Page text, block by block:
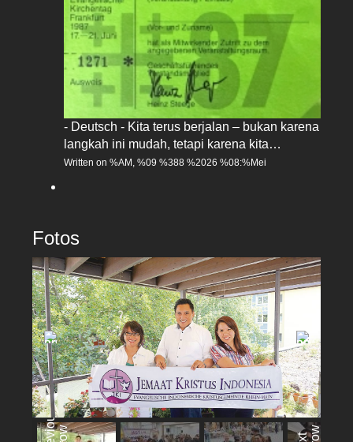
- Deutsch - Kita terus berjalan – bukan karena
langkah ini mudah, tetapi karena kita…
Written on %AM, %09 %388 %2026 %08:%Mei
Fotos